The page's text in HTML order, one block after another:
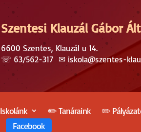
Szentesi Klauzál Gábor
6600 Szentes, Klauzál u 14.
☏ 63/562-317 ✉︎ iskola@szentes-
✏️ Tanáraink ✏️
Facebook